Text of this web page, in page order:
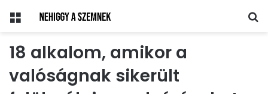
Menü
18 alkalom, amikor a
valóságnak sikerült